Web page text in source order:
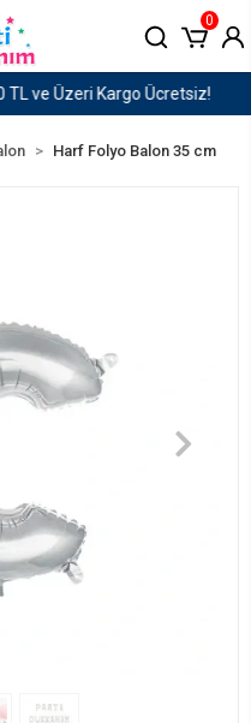
Ücretsiz!
0
Harf Folyo Balon 35 cm